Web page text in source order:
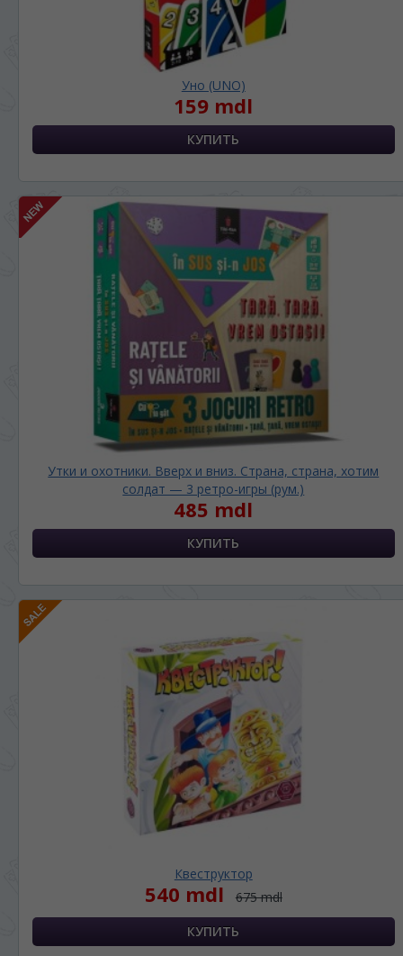
Уно (UNO)
159 mdl
Утки и охотники. Вверх и вниз. Страна, страна, хотим
солдат — 3 ретро-игры (рум.)
485 mdl
Квеструктор
540 mdl 675 mdl